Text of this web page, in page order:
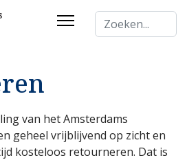
Zoeken...
van het Amsterdams
geheel vrijblijvend op zicht en
kosteloos retourneren. Dat is